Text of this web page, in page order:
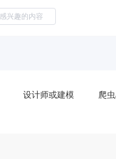
设计师或建模 爬